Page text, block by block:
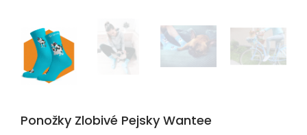
Ponožky Zlobivé Pejsky Wantee